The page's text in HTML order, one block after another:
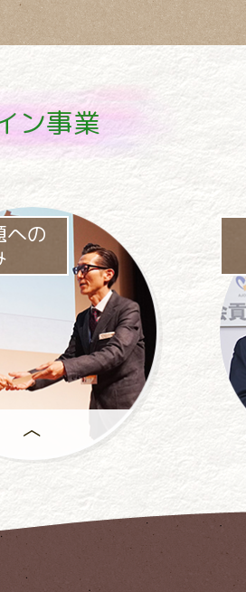
ン事業
への
ロ業界をあげて
存問題に